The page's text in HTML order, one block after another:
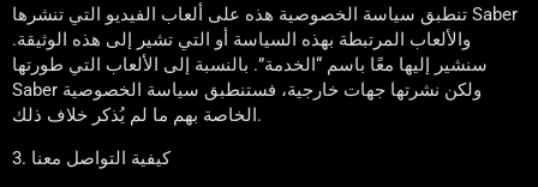
تنطبق سياسة الخصوصية هذه على ألعاب الفيديو التي تنشرها Saber
والألعاب المرتبطة بهذه السياسة أو التي تشير إلى هذه الوثيقة.
سنشير إليها معًا باسم “الخدمة”. بالنسبة إلى الألعاب التي طورتها
Saber ولكن نشرتها جهات خارجية، فستنطبق سياسة الخصوصية
الخاصة بهم ما لم يُذكر خلاف ذلك.
3. كيفية التواصل معنا